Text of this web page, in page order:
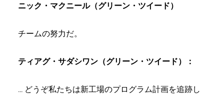
ニック・マクニール（グリーン・ツイード）
チームの努力だ。
ティアグ・サダシワン（グリーン・ツイード）：
... どうぞ私たちは新工場のプログラム計画を追跡し